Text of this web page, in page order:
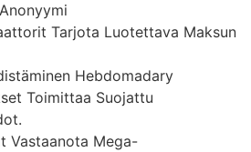
Tarjota Luotettava Maksun
Hebdomadary
Toimittaa Suojattu
Vastaanota Mega-